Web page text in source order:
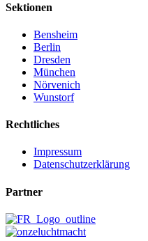
Sektionen
Bensheim
Berlin
Dresden
München
Nörvenich
Wunstorf
Rechtliches
Impressum
Datenschutzerklärung
Partner